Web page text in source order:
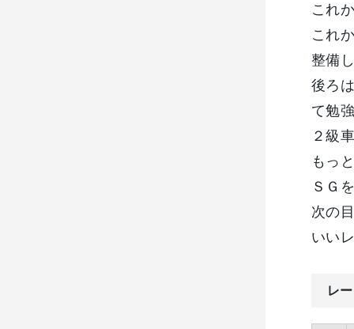
これ
これ
整備
後ろ
て勉
２級
もっ
ＳＧ
次の
いい
レ